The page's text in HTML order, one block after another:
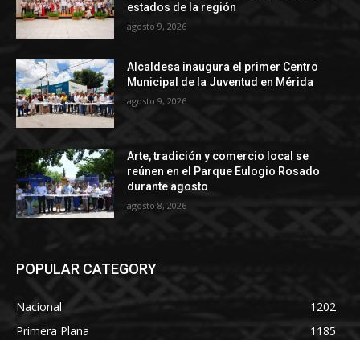
estados de la región
agosto 9, 2026
Alcaldesa inaugura el primer Centro
Municipal de la Juventud en Mérida
agosto 9, 2026
Arte, tradición y comercio local se
reúnen en el Parque Eulogio Rosado
durante agosto
agosto 8, 2026
POPULAR CATEGORY
Nacional
1202
Primera Plana
1185